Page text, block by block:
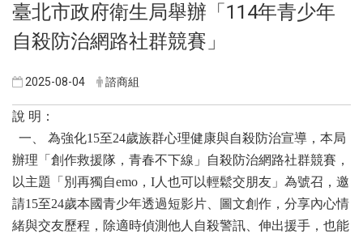
臺北市政府衛生局舉辦「114年青少年
自殺防治網路社群競賽」
2025-08-04 諮商組
說 明：
一、 為強化15至24歲族群心理健康與自殺防治宣導，本局
辦理「創作救援隊，青春不下線」自殺防治網路社群競賽，
以主題「別再獨自emo，I人也可以輕鬆交朋友」為號召，邀
請15至24歲本國青少年透過短影片、圖文創作，分享內心情
緒與交友歷程，除適時偵測他人自殺警訊、伸出援手，也能